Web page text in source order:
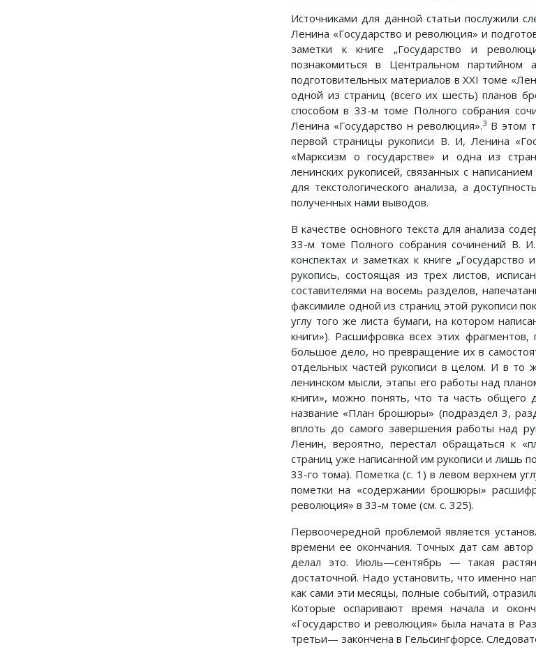
Источниками для данной статьи послужили
Ленина «Государство и революция» и
заметки к книге „Государство и
познакомиться в Центральном партийном
подготовительных материалов в XXI томе
одной из страниц (всего их шесть) планов
способом в 33-м томе Полного собрания
Ленина «Государство н революция».3 В этом
первой страницы рукописи В. И, Ленина
«Марксизм о государстве» и одна из
ленинских рукописей, связанных с
для текстологического анализа, а
полученных нами выводов.
В качестве основного текста для анализа
33-м томе Полного собрания сочинений В.
конспектах и заметках к книге
рукопись, состоящая из трех листов,
составителями на восемь разделов,
факсимиле одной из страниц этой рукописи
углу того же листа бумаги, на котором
книги»). Расшифровка всех этих
большое дело, но превращение их в
отдельных частей рукописи в целом. И в то
ленинском мысли, этапы его работы над
книги», можно понять, что та часть общего
название «План брошюры» (подраздел 3,
вплоть до самого завершения работы над
Ленин, вероятно, перестал обращаться к
страниц уже написанной им рукописи и лишь
33-го тома). Пометка (с. 1) в левом верхнем
пометки на «содержании брошюры»
революция» в 33-м томе (см. с. 325).
Первоочередной проблемой является
времени ее окончания. Точных дат сам
делал это. Июль—сентябрь — такая
достаточной. Надо установить, что именно
как сами эти месяцы, полные событий,
Которые оспаривают время начала и
«Государство и революция» была начата в
третьи— закончена в Гельсингфорсе.